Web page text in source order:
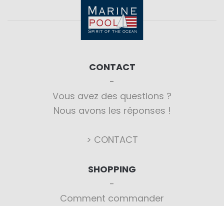
CONTACT
Vous avez des questions ?
Nous avons les réponses !
> CONTACT
SHOPPING
Comment commander